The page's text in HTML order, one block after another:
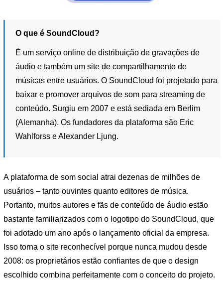
O que é SoundCloud?
É um serviço online de distribuição de gravações de
áudio e também um site de compartilhamento de
músicas entre usuários. O SoundCloud foi projetado para
baixar e promover arquivos de som para streaming de
conteúdo. Surgiu em 2007 e está sediada em Berlim
(Alemanha). Os fundadores da plataforma são Eric
Wahlforss e Alexander Ljung.
A plataforma de som social atrai dezenas de milhões de
usuários – tanto ouvintes quanto editores de música.
Portanto, muitos autores e fãs de conteúdo de áudio estão
bastante familiarizados com o logotipo do SoundCloud, que
foi adotado um ano após o lançamento oficial da empresa.
Isso torna o site reconhecível porque nunca mudou desde
2008: os proprietários estão confiantes de que o design
escolhido combina perfeitamente com o conceito do projeto.